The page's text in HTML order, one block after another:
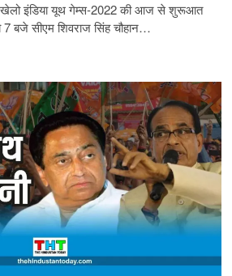
इंडिया यूथ गेम्स-2022 की आज से शुरूआत
बजे सीएम शिवराज सिंह चौहान…